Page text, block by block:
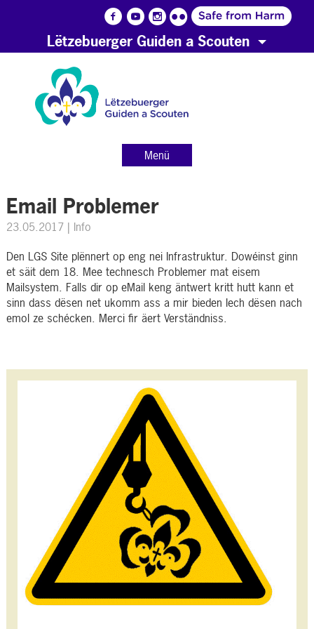
Lëtzebuerger Guiden a Scouten
Menü
Email Problemer
23.05.2017| Info
Den LGS Site plënnert op eng nei Infrastruktur. Dowéinst ginn
et säit dem 18. Mee technesch Problemer mat eisem
Mailsystem. Falls dir op eMail keng äntwert kritt hutt kann et
sinn dass dësen net ukomm ass a mir bieden Iech dësen nach
emol ze schécken. Merci fir äert Verständniss.